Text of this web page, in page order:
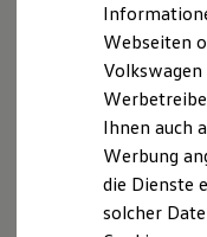
Lifestyle
T-Roc
Golf
ID.
R-
GTI
we drive
Der T-Cross
Wendig,
T‑Cross.
Mehr zum T-
Webseiten
Ihnen auch
Werbung
die Dienste
solcher